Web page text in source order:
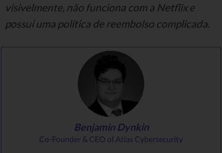
visivelmente, não funciona com a Netflix e
possui uma política de reembolso complicada.
Benjamin Dynkin
Co-Founder & CEO of Atlas Cybersecurity